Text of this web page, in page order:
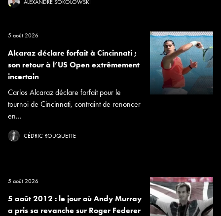
ALEXANDRE SOKOLOWSKI
5 août 2026
Alcaraz déclare forfait à Cincinnati ;
son retour à l’US Open extrêmement
incertain
Carlos Alcaraz déclare forfait pour le
tournoi de Cincinnati, contraint de renoncer
en...
CÉDRIC ROUQUETTE
5 août 2026
5 août 2012 : le jour où Andy Murray
a pris sa revanche sur Roger Federer